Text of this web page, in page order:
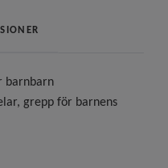
för barnbarn
grepp för barnens